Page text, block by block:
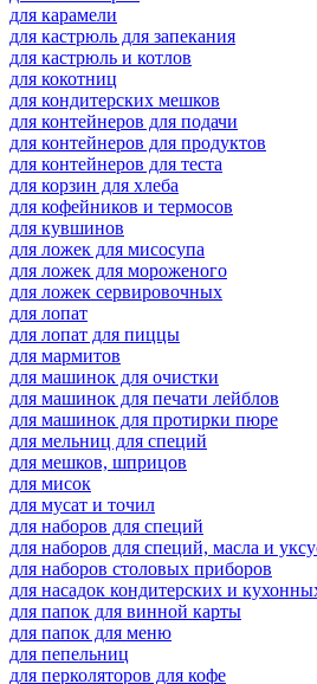
для карамели
для кастрюль для запекания
для кастрюль и котлов
для кокотниц
для кондитерских мешков
для контейнеров для подачи
для контейнеров для продуктов
для контейнеров для теста
для корзин для хлеба
для кофейников и термосов
для кувшинов
для ложек для мисосупа
для ложек для мороженого
для ложек сервировочных
для лопат
для лопат для пиццы
для мармитов
для машинок для очистки
для машинок для печати лейблов
для машинок для протирки пюре
для мельниц для специй
для мешков, шприцов
для мисок
для мусат и точил
для наборов для специй
для наборов для специй, масла и
для наборов столовых приборов
для насадок кондитерских и
для папок для винной карты
для папок для меню
для пепельниц
для перколяторов для кофе